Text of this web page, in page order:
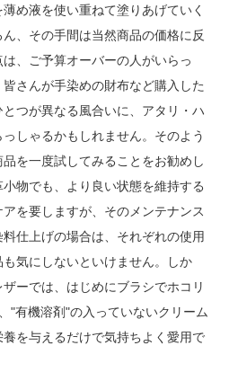
め液を使い重ねて塗りあげていく
、その手間は当然商品の価格に反
、ご予算オーバーの人がいらっ
さんが手染めの財布など購入した
つが異なる風合いに、アタリ・ハ
しゃるかもしれません。そのよう
を一度試してみることをお勧めし
物でも、より良い状態を維持する
を要しますが、そのメンテナンス
仕上げの場合は、それぞれの使用
気にしないといけません。しか
ーでは、はじめにブラシでホコリ
"有機溶剤"の入っていないクリーム
を与えるだけで気持ちよく愛用で